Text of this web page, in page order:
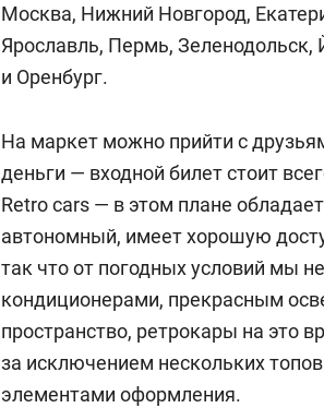
Москва, Нижний Новгород,
Ярославль, Пермь,
и Оренбург.
На маркет можно прийти с
деньги — входной билет стоит
Retro cars — в этом плане
автономный, имеет хорошую
так что от погодных условий мы
кондиционерами, прекрасным
пространство, ретрокары на это
за исключением нескольких
элементами оформления.